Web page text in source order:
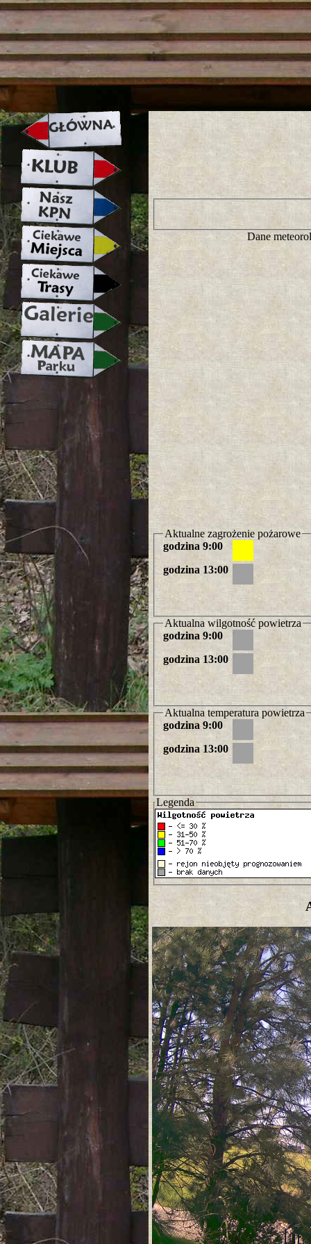
strona w naprawie zapraszamy
Dane
Aktualne zagrożenie pożarowe
godzina 9:00
godzina 13:00
Aktualna wilgotność powietrza
godzina 9:00
godzina 13:00
Aktualna temperatura powietrza
godzina 9:00
godzina 13:00
Legenda